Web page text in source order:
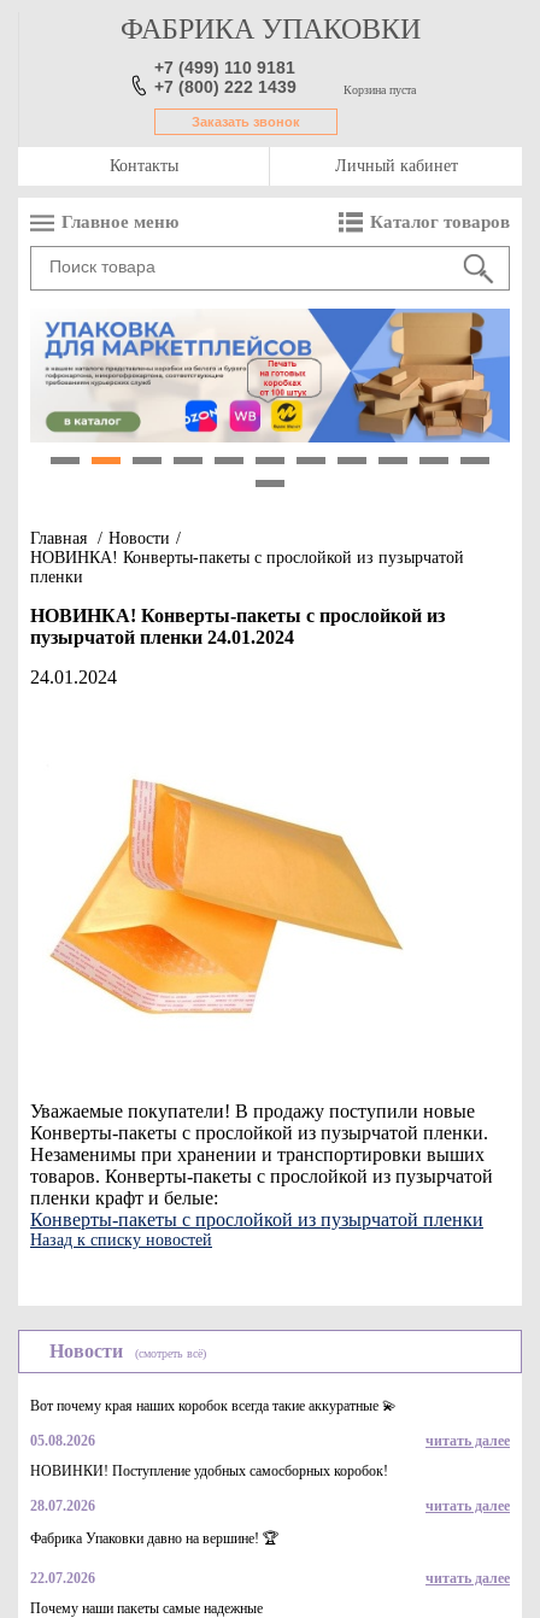
ФАБРИКА УПАКОВКИ
+7 (499) 110 9181
+7 (800) 222 1439
Заказать звонок
Корзина пуста
Контакты Личный кабинет
Главное меню Каталог товаров
Главная / Новости /
НОВИНКА! Конверты-пакеты с прослойкой из пузырчатой
пленки
НОВИНКА! Конверты-пакеты с прослойкой из
пузырчатой пленки 24.01.2024
24.01.2024
Уважаемые покупатели! В продажу поступили новые
Конверты-пакеты с прослойкой из пузырчатой пленки.
Незаменимы при хранении и транспортировки выших
товаров. Конверты-пакеты с прослойкой из пузырчатой
пленки крафт и белые:
Конверты-пакеты с прослойкой из пузырчатой пленки
Назад к списку новостей
Новости (смотреть всё)
Вот почему края наших коробок всегда такие аккуратные 💫
05.08.2026
читать далее
НОВИНКИ! Поступление удобных самосборных коробок!
28.07.2026
читать далее
Фабрика Упаковки давно на вершине! 🏆
22.07.2026
читать далее
Почему наши пакеты самые надежные